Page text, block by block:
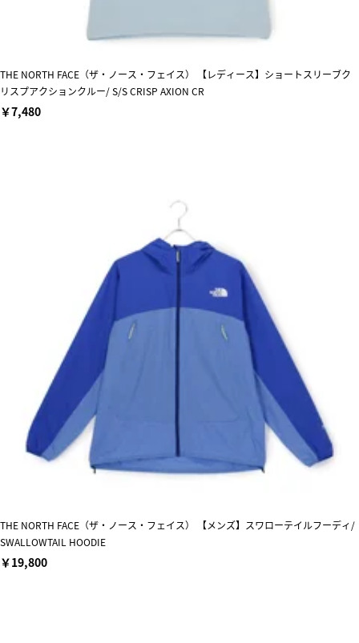
THE NORTH FACE（ザ・ノース・フェイス） 【レディース】ショートスリーブク
リスプアクションクルー/ S/S CRISP AXION CR
￥7,480
THE NORTH FACE（ザ・ノース・フェイス） 【メンズ】スワローテイルフーディ/
SWALLOWTAIL HOODIE
￥19,800